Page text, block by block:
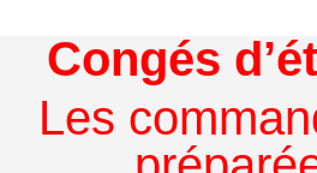
Congés
Les